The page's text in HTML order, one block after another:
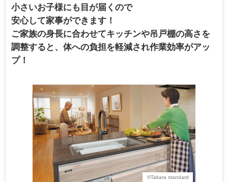
小さいお子様にも目が届くので
安心して家事ができます！
ご家族の身長に合わせてキッチンや吊戸棚の高さを
調整すると、体への負担を軽減され作業効率がアッ
プ！
©Takara standard